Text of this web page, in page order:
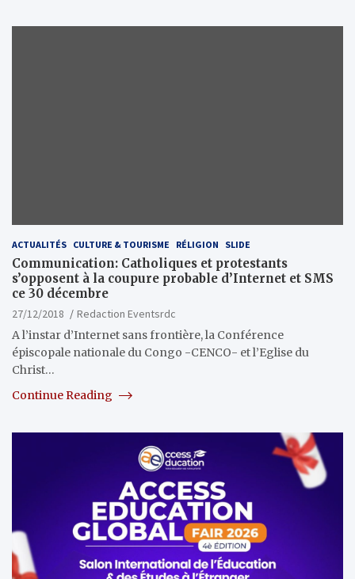
ACTUALITÉS CULTURE & TOURISME RÉLIGION SLIDE
Communication: Catholiques et protestants
s’opposent à la coupure probable d’Internet et SMS
ce 30 décembre
27/12/2018
Redaction Eventsrdc
A l’instar d’Internet sans frontière, la Conférence
épiscopale nationale du Congo -CENCO- et l’Eglise du
Christ…
Continue Reading